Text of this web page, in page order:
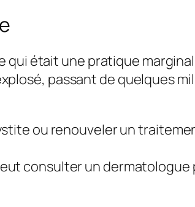
qui était une pratique
passant de quelques
ou renouveler un
consulter un dermatologue